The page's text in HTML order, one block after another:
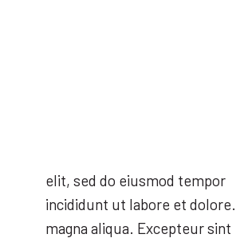
elit, sed do eiusmod tempor
incididunt ut labore et dolore.
magna aliqua. Excepteur sint